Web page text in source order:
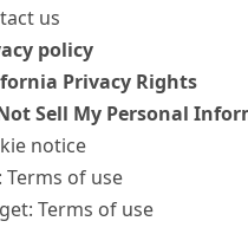
us
policy
Privacy Rights
Sell My Personal
notice
Terms of use
Terms of use